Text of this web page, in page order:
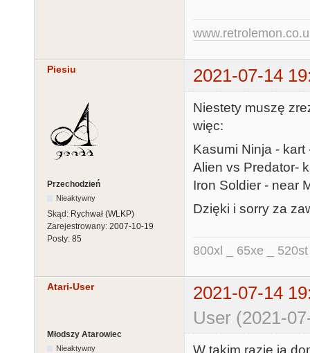
Piesiu 2021-07-14
Przechodzień
Nieaktywny
Skąd: Rychwał (WLKP)
Zarejestrowany: 2007-10-19
Posty: 85
Niestety muszę
więc:
Kasumi Ninja - kart
Alien vs Predator-
Iron Soldier - near
Dzięki i sorry za
800xl _ 65xe _
Atari-User
2021-07-14
User (2021-
Młodszy Atarowiec
Nieaktywny W takim razie ja